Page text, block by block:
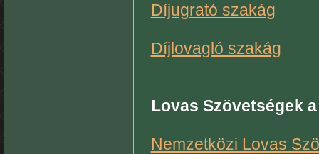
Díjugrató szakág
Díjlovagló szakág
Lovas Szövetségek
Nemzetközi Lovas